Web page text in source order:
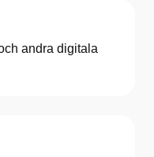
andra digitala